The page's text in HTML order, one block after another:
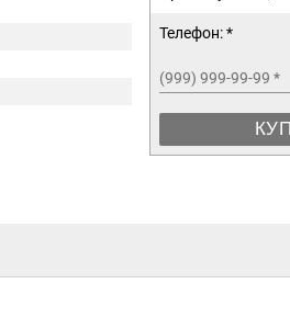
Телефон: *
(999) 999-99-99 *